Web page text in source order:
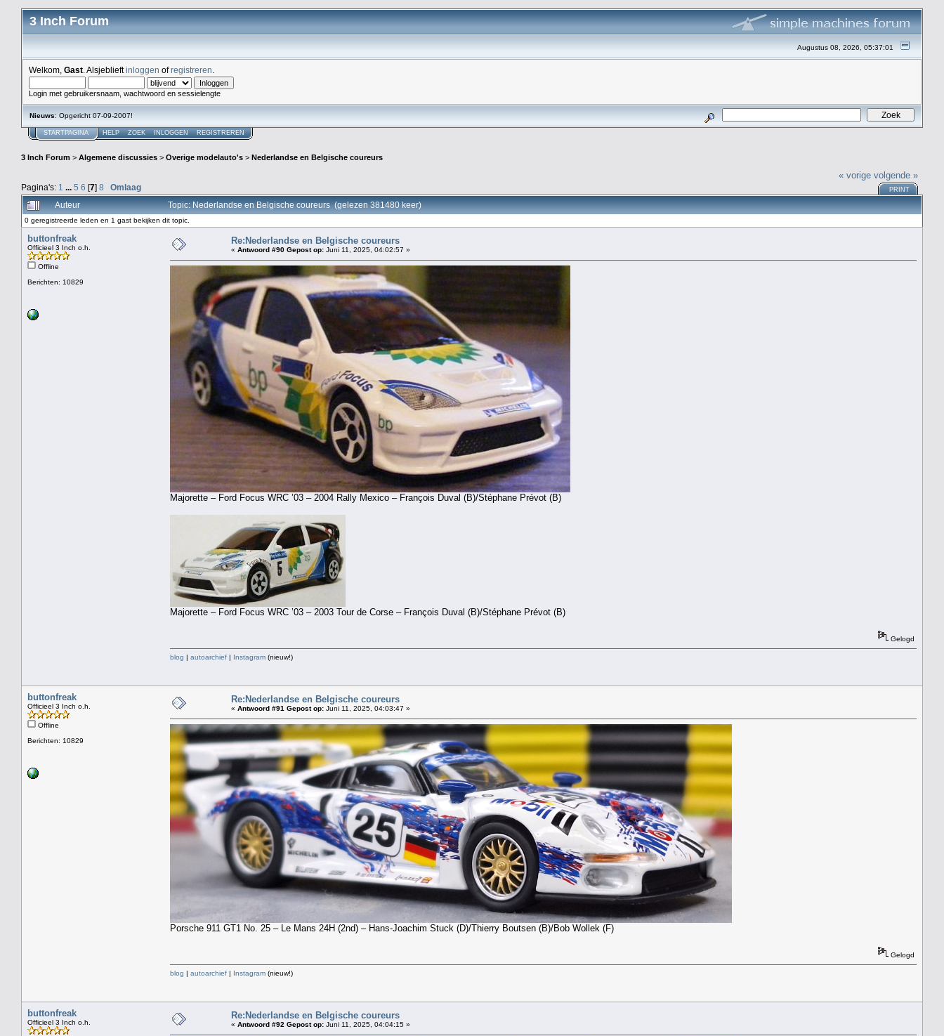
3 Inch Forum
Augustus 08, 2026, 05:37:01
Welkom, Gast . Alsjeblieftinloggen ofregistreren
Login met gebruikersnaam, wachtwoord en sessielengte
Nieuws: Opgericht 07-09-2007!
STARTPAGINA HELP ZOEK INLOGGEN REGISTREREN
3 Inch Forum > Algemene discussies > Overige modelauto's > Nederlandse en Belgische coureurs
Pagina's: 1 ... 5 6 [7] 8 Omlaag
« vorige volgende »
PRINT
Auteur Topic: Nederlandse en Belgische coureurs (gelezen 381480 keer)
0 geregistreerde leden en 1 gast bekijken dit topic.
buttonfreak
Officieel 3 Inch o.h.
Offline
Berichten: 10829
Re:Nederlandse en Belgische coureurs
« Antwoord #90 Gepost op: Juni 11, 2025, 04:02:57 »
Majorette – Ford Focus WRC ’03 – 2004 Rally Mexico – François Duval (B)/Stéphane Prévot (B)
Majorette – Ford Focus WRC ’03 – 2003 Tour de Corse – François Duval (B)/Stéphane Prévot (B)
Gelogd
blog | autoarchief | Instagram (nieuw!)
buttonfreak
Officieel 3 Inch o.h.
Offline
Berichten: 10829
Re:Nederlandse en Belgische coureurs
« Antwoord #91 Gepost op: Juni 11, 2025, 04:03:47 »
Porsche 911 GT1 No. 25 – Le Mans 24H (2nd) – Hans-Joachim Stuck (D)/Thierry Boutsen (B)/Bob Wollek (F)
Gelogd
blog | autoarchief | Instagram (nieuw!)
buttonfreak
Officieel 3 Inch o.h.
Re:Nederlandse en Belgische coureurs
« Antwoord #92 Gepost op: Juni 11, 2025, 04:04:15 »